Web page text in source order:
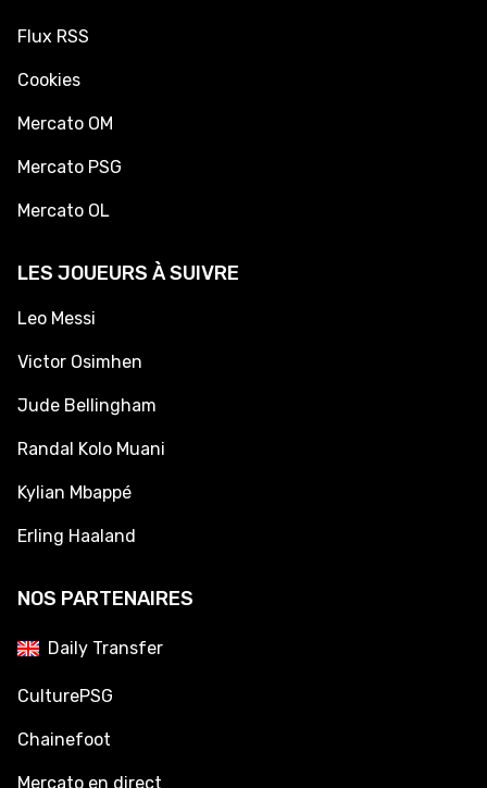
Flux RSS
Cookies
Mercato OM
Mercato PSG
Mercato OL
LES JOUEURS À SUIVRE
Leo Messi
Victor Osimhen
Jude Bellingham
Randal Kolo Muani
Kylian Mbappé
Erling Haaland
NOS PARTENAIRES
Daily Transfer
CulturePSG
Chainefoot
Mercato en direct